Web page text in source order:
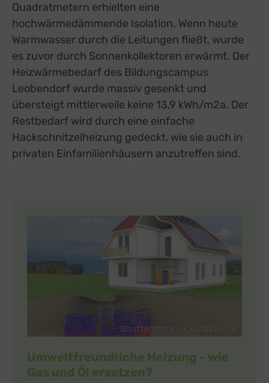
Quadratmetern erhielten eine
hochwärmedämmende Isolation. Wenn heute
Warmwasser durch die Leitungen fließt, wurde
es zuvor durch Sonnenkollektoren erwärmt. Der
Heizwärmebedarf des Bildungscampus
Leobendorf wurde massiv gesenkt und
übersteigt mittlerweile keine 13,9 kWh/m2a. Der
Restbedarf wird durch eine einfache
Hackschnitzelheizung gedeckt, wie sie auch in
privaten Einfamilienhäusern anzutreffen sind.
Shutterstock / Costazzurra
Umweltfreundliche Heizung - wie
Gas und Öl ersetzen?